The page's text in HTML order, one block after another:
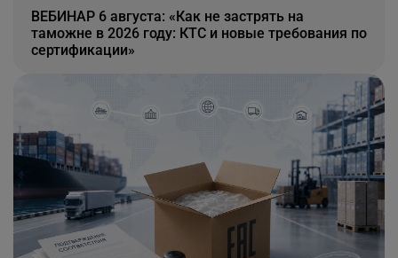
ВЕБИНАР 6 августа: «Как не застрять на
таможне в 2026 году: КТС и новые требования по
сертификации»